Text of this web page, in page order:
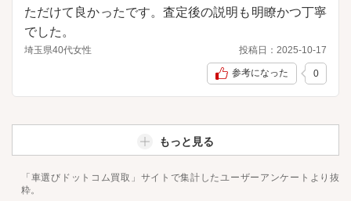
ただけて良かったです。査定後の説明も明瞭かつ丁寧
でした。
埼玉県40代女性 投稿日： 2025-10-17
参考になった 0
もっと見る
「車選びドットコム買取」サイトで集計したユーザーアンケートより抜
粋。